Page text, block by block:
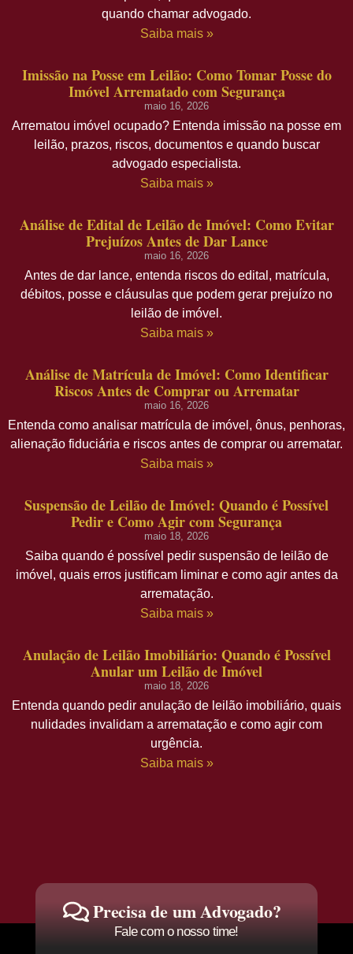
quando chamar advogado.
Saiba mais »
Imissão na Posse em Leilão: Como Tomar Posse do
Imóvel Arrematado com Segurança
maio 16, 2026
Arrematou imóvel ocupado? Entenda imissão na posse em
leilão, prazos, riscos, documentos e quando buscar
advogado especialista.
Saiba mais »
Análise de Edital de Leilão de Imóvel: Como Evitar
Prejuízos Antes de Dar Lance
maio 16, 2026
Antes de dar lance, entenda riscos do edital, matrícula,
débitos, posse e cláusulas que podem gerar prejuízo no
leilão de imóvel.
Saiba mais »
Análise de Matrícula de Imóvel: Como Identificar
Riscos Antes de Comprar ou Arrematar
maio 16, 2026
Entenda como analisar matrícula de imóvel, ônus, penhoras,
alienação fiduciária e riscos antes de comprar ou arrematar.
Saiba mais »
Suspensão de Leilão de Imóvel: Quando é Possível
Pedir e Como Agir com Segurança
maio 18, 2026
Saiba quando é possível pedir suspensão de leilão de
imóvel, quais erros justificam liminar e como agir antes da
arrematação.
Saiba mais »
Anulação de Leilão Imobiliário: Quando é Possível
Anular um Leilão de Imóvel
maio 18, 2026
Entenda quando pedir anulação de leilão imobiliário, quais
nulidades invalidam a arrematação e como agir com
urgência.
Saiba mais »
Precisa de um Advogado?
Fale com o nosso time!